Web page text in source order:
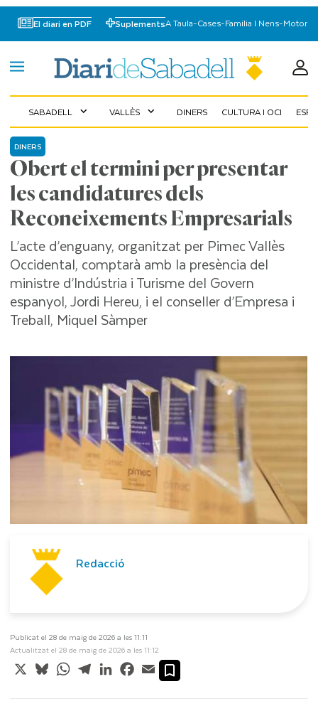
El diari en PDF SuplementsA Taula-Cases-Familia I Nens-Motor
SABADELL expand_more VALLÈS expand_more DINERS CULTURA I OCI
Obert el termini per presentar
les candidatures dels
Reconeixements Empresarials
DINERS
L’acte d’enguany, organitzat per Pimec Vallès
Occidental, comptarà amb la presència del
ministre d’Indústria i Turisme del Govern
espanyol, Jordi Hereu, i el conseller d’Empresa i
Treball, Miquel Sàmper
Redacció
Publicat el 28 de maig de 2026 a les 11:11
Actualitzat el 28 de maig de 2026 a les 11:12
X BlueskyWhatsApp
TelegramLinkedInFacebook
Email